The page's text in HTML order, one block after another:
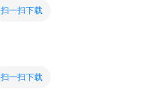
扫一扫下载
扫一扫下载